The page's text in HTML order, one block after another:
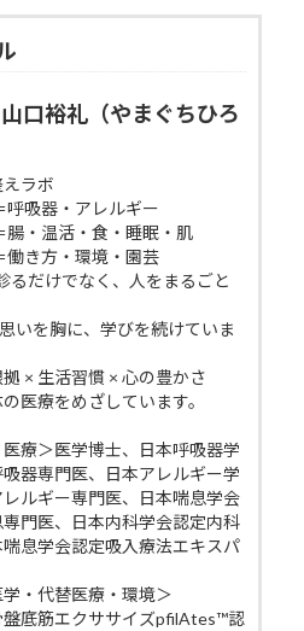
口裕礼（やまぐちひろ
ラボ
吸器・アレルギー
・温活・食・睡眠・肌
き方・環境・園芸
るだけでなく、人をまるごと
いを胸に、学びを続けていま
× 生活習慣 × 心の豊かさ
医療をめざしています。
療＞医学博士、日本呼吸器学
器専門医、日本アレルギー学
ルギー専門医、日本喘息学会
門医、日本内科学会認定内科
息学会認定吸入療法エキスパ
・代替医療・環境＞
盤底筋エクササイズpfilAtes™認